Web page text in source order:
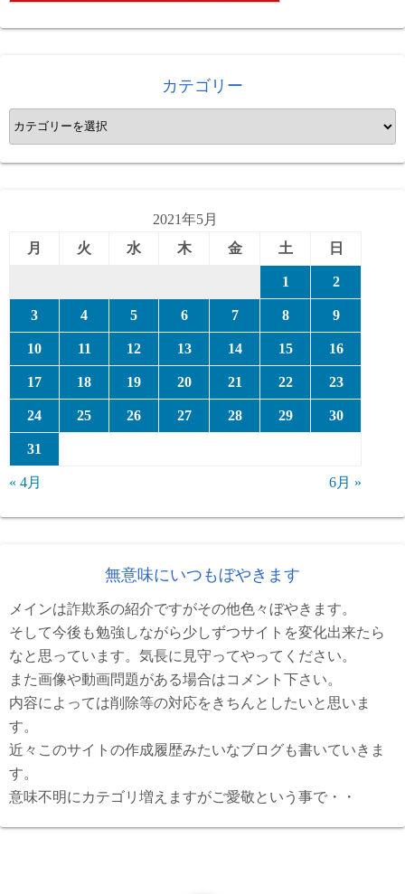
カテゴリー
カ
テ
ゴ
2021年5月
月
火 水 木 金 土 日
1 2
3 4 5 6 7 8 9
10 11 12 13 14 15 16
17 18 19 20 21 22 23
24 25 26 27 28 29 30
31
« 4月 6月 »
無意味にいつもぼやきます
メインは詐欺系の紹介ですがその他色々ぼやきます。
そして今後も勉強しながら少しずつサイトを変化出来たら
なと思っています。気長に見守ってやってください。
また画像や動画問題がある場合はコメント下さい。
内容によっては削除等の対応をきちんとしたいと思いま
す。
近々このサイトの作成履歴みたいなブログも書いていきま
す。
意味不明にカテゴリ増えますがご愛敬という事で・・